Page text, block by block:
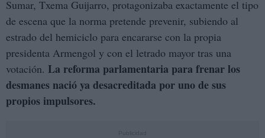
Sumar, Txema Guijarro, protagonizaba exactamente el tipo
de escena que la norma pretende prevenir, subiendo al
estrado del hemiciclo para encararse con la propia
presidenta Armengol y con el letrado mayor tras una
votación. La reforma parlamentaria para frenar los
desmanes nació ya desacreditada por uno de sus
propios impulsores.